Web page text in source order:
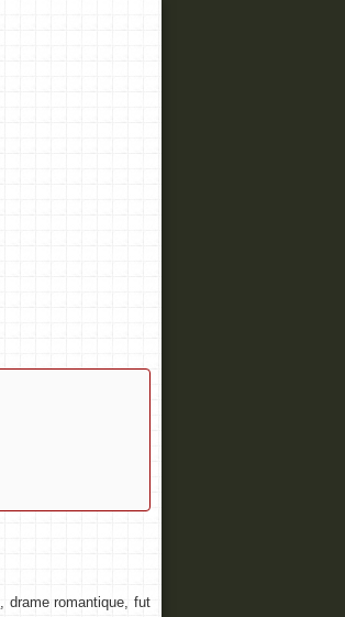
, drame romantique, fut